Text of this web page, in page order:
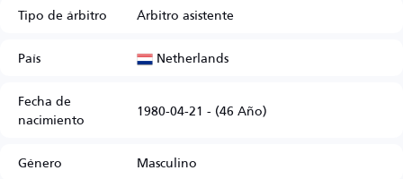
Tipo de árbitro
Árbitro asistente
País
Netherlands
Fecha de
nacimiento 1980-04-21 - (46 Año)
Género
Masculino